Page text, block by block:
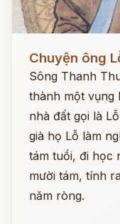
Chuyện ông
Sông Thanh
thành một vụng
nhà đất gọi là
già họ Lỗ làm
tám tuổi, đi học
mười tám, tính
năm ròng.